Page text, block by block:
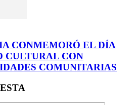
CONMEMORÓ EL DÍA
CULTURAL CON
COMUNITARIAS